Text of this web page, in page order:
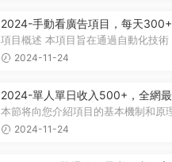
2024-手動看廣告項目，每天300+
項目概述 本項目旨在通過自動化技術，實現每日觀
2024-11-24
2024-單人單日收入500+，全網
米！适合所有人群簡單暴力！
本節将向您介紹項目的基本機制和原
解項目的基本概念。 在項目實施前...
2024-11-24